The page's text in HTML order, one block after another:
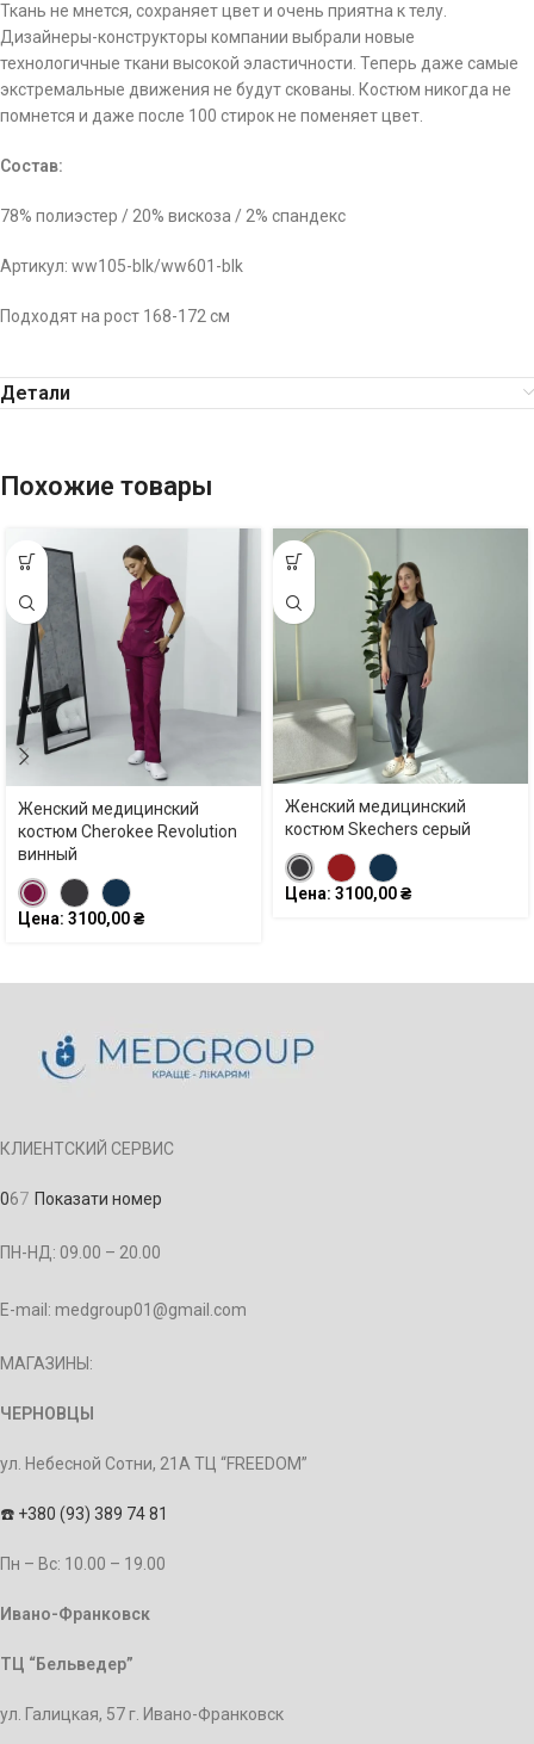
Ткань не мнется, сохраняет цвет и очень приятна к телу.
Дизайнеры-конструкторы компании выбрали новые
технологичные ткани высокой эластичности. Теперь даже самые
экстремальные движения не будут скованы. Костюм никогда не
помнется и даже после 100 стирок не поменяет цвет.
Состав:
78% полиэстер / 20% вискоза / 2% спандекс
Артикул: ww105-blk/ww601-blk
Подходят на рост 168-172 см
Детали
Похожие товары
Женский медицинский
костюм Cherokee Revolution
винный
Цена: 3100,00₴
Женский медицинский
костюм Skechers серый
Цена: 3100,00₴
КЛИЕНТСКИЙ СЕРВИС
067 Показати номер
ПН-НД: 09.00 – 20.00
E-mail: medgroup01@gmail.com
МАГАЗИНЫ:
ЧЕРНОВЦЫ
ул. Небесной Сотни, 21А ТЦ “FREEDOM”
☎️ +380 (93) 389 74 81
Пн – Bc: 10.00 – 19.00
Ивано-Франковск
ТЦ “Бельведер”
ул. Галицкая, 57 г. Ивано-Франковск